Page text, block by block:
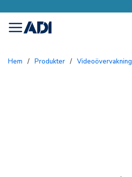
menu
Hem / Produkter / Videoövervakning